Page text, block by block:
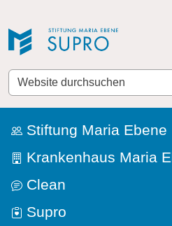
Website
durchsuchen
Stiftung Maria Ebene
Krankenhaus Maria
Clean
Supro